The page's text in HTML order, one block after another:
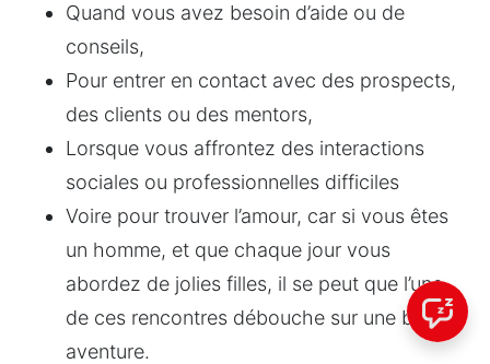
Quand vous avez besoin d’aide ou de
conseils,
Pour entrer en contact avec des prospects,
des clients ou des mentors,
Lorsque vous affrontez des interactions
sociales ou professionnelles difficiles
Voire pour trouver l’amour, car si vous êtes
un homme, et que chaque jour vous
abordez de jolies filles, il se peut que l’une
de ces rencontres débouche sur une belle
aventure.